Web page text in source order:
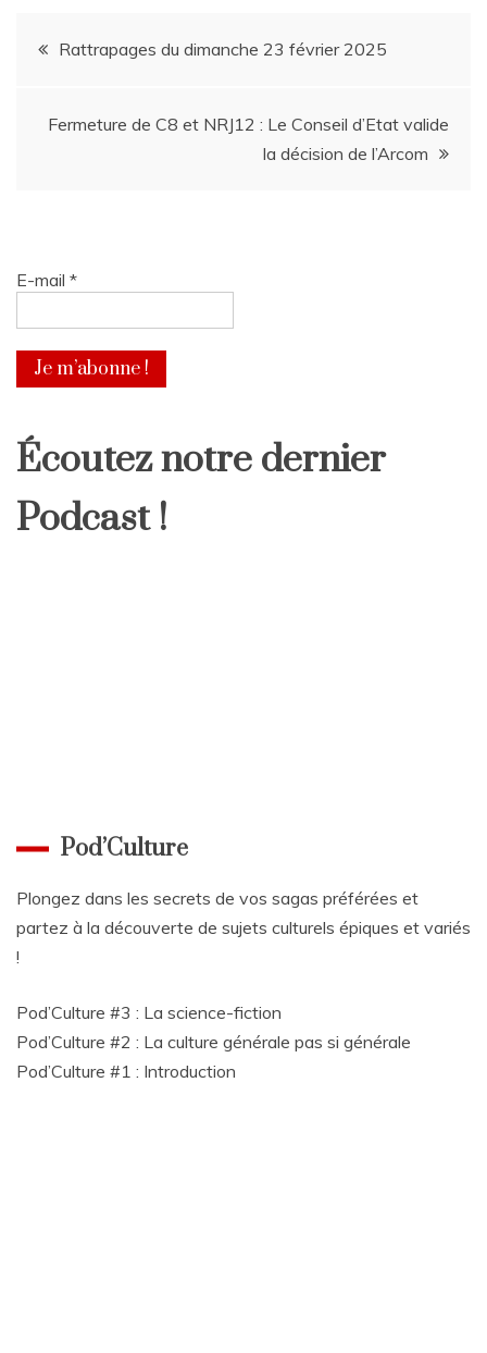
Navigation
Rattrapages du dimanche 23 février 2025
Fermeture de C8 et NRJ12 : Le Conseil d’Etat valide
la décision de l’Arcom
E-mail *
Écoutez notre dernier
Podcast !
Pod’Culture
Plongez dans les secrets de vos sagas préférées et
partez à la découverte de sujets culturels épiques et variés
!
Pod’Culture #3 : La science-fiction
Pod’Culture #2 : La culture générale pas si générale
Pod’Culture #1 : Introduction